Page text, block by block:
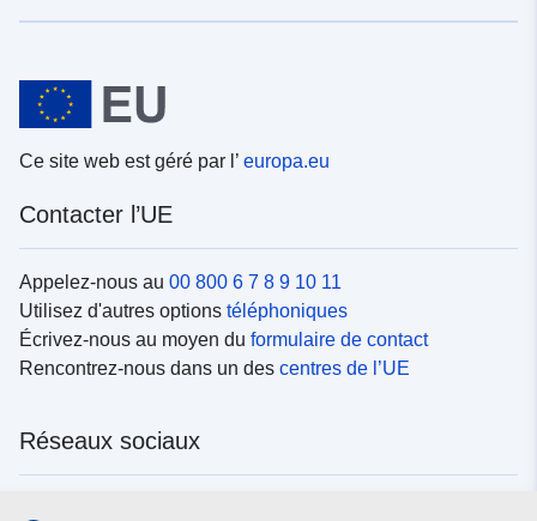
Ce site web est géré par l’ europa.eu
Contacter l’UE
Appelez-nous au 00 800 6 7 8 9 10 11
Utilisez d'autres options téléphoniques
Écrivez-nous au moyen du formulaire de contact
Rencontrez-nous dans un des centres de l’UE
Réseaux sociaux